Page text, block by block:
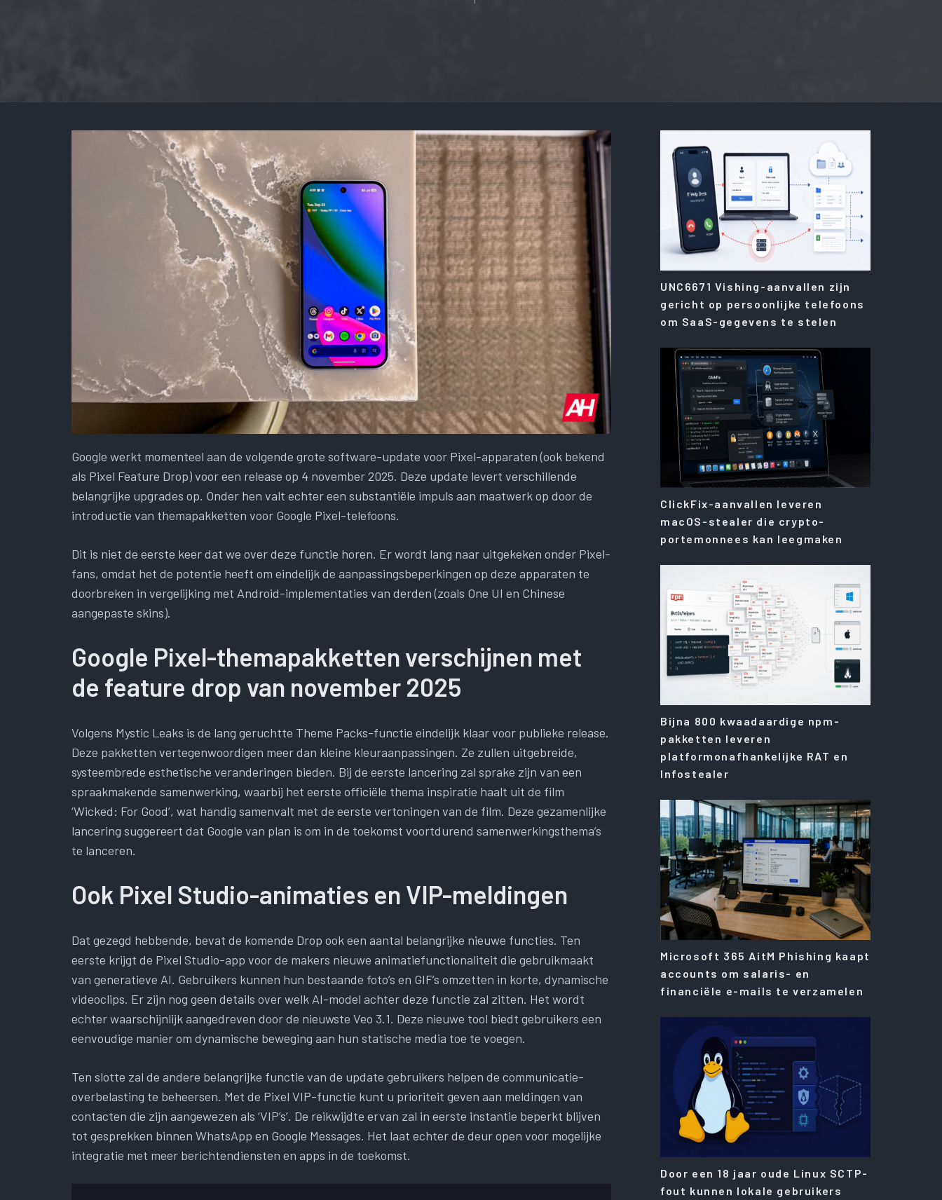
Google werkt momenteel aan de volgende grote software-update voor Pixel-apparaten (ook bekend
als Pixel Feature Drop) voor een release op 4 november 2025. Deze update levert verschillende
belangrijke upgrades op. Onder hen valt echter een substantiële impuls aan maatwerk op door de
introductie van themapakketten voor Google Pixel-telefoons.
Dit is niet de eerste keer dat we over deze functie horen. Er wordt lang naar uitgekeken onder Pixel-
fans, omdat het de potentie heeft om eindelijk de aanpassingsbeperkingen op deze apparaten te
doorbreken in vergelijking met Android-implementaties van derden (zoals One UI en Chinese
aangepaste skins).
Google Pixel-themapakketten verschijnen met
de feature drop van november 2025
Volgens Mystic Leaks is de lang geruchtte Theme Packs-functie eindelijk klaar voor publieke release.
Deze pakketten vertegenwoordigen meer dan kleine kleuraanpassingen. Ze zullen uitgebreide,
systeembrede esthetische veranderingen bieden. Bij de eerste lancering zal sprake zijn van een
spraakmakende samenwerking, waarbij het eerste officiële thema inspiratie haalt uit de film
‘Wicked: For Good’, wat handig samenvalt met de eerste vertoningen van de film. Deze gezamenlijke
lancering suggereert dat Google van plan is om in de toekomst voortdurend samenwerkingsthema’s
te lanceren.
Ook Pixel Studio-animaties en VIP-meldingen
Dat gezegd hebbende, bevat de komende Drop ook een aantal belangrijke nieuwe functies. Ten
eerste krijgt de Pixel Studio-app voor de makers nieuwe animatiefunctionaliteit die gebruikmaakt
van generatieve AI. Gebruikers kunnen hun bestaande foto’s en GIF’s omzetten in korte, dynamische
videoclips. Er zijn nog geen details over welk AI-model achter deze functie zal zitten. Het wordt
echter waarschijnlijk aangedreven door de nieuwste Veo 3.1. Deze nieuwe tool biedt gebruikers een
eenvoudige manier om dynamische beweging aan hun statische media toe te voegen.
Ten slotte zal de andere belangrijke functie van de update gebruikers helpen de communicatie-
overbelasting te beheersen. Met de Pixel VIP-functie kunt u prioriteit geven aan meldingen van
contacten die zijn aangewezen als ‘VIP’s’. De reikwijdte ervan zal in eerste instantie beperkt blijven
tot gesprekken binnen WhatsApp en Google Messages. Het laat echter de deur open voor mogelijke
integratie met meer berichtendiensten en apps in de toekomst.
UNC6671 Vishing-aanvallen zijn
gericht op persoonlijke telefoons
om SaaS-gegevens te stelen
ClickFix-aanvallen leveren
macOS-stealer die crypto-
portemonnees kan leegmaken
Bijna 800 kwaadaardige npm-
pakketten leveren
platformonafhankelijke RAT en
Infostealer
Microsoft 365 AitM Phishing kaapt
accounts om salaris- en
financiële e-mails te verzamelen
Door een 18 jaar oude Linux SCTP-
fout kunnen lokale gebruikers